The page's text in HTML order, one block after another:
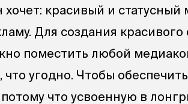
хочет: красивый и статусный
Для создания
поместить любой
что угодно. Чтобы
потому что усвоенную в